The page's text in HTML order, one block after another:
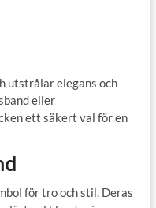
utstrålar elegans och
eller
ett säkert val för en
för tro och stil. Deras